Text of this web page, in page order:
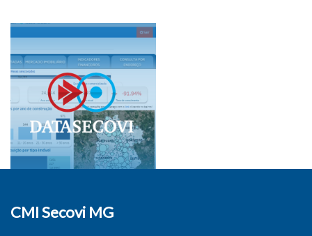
CMI Secovi MG